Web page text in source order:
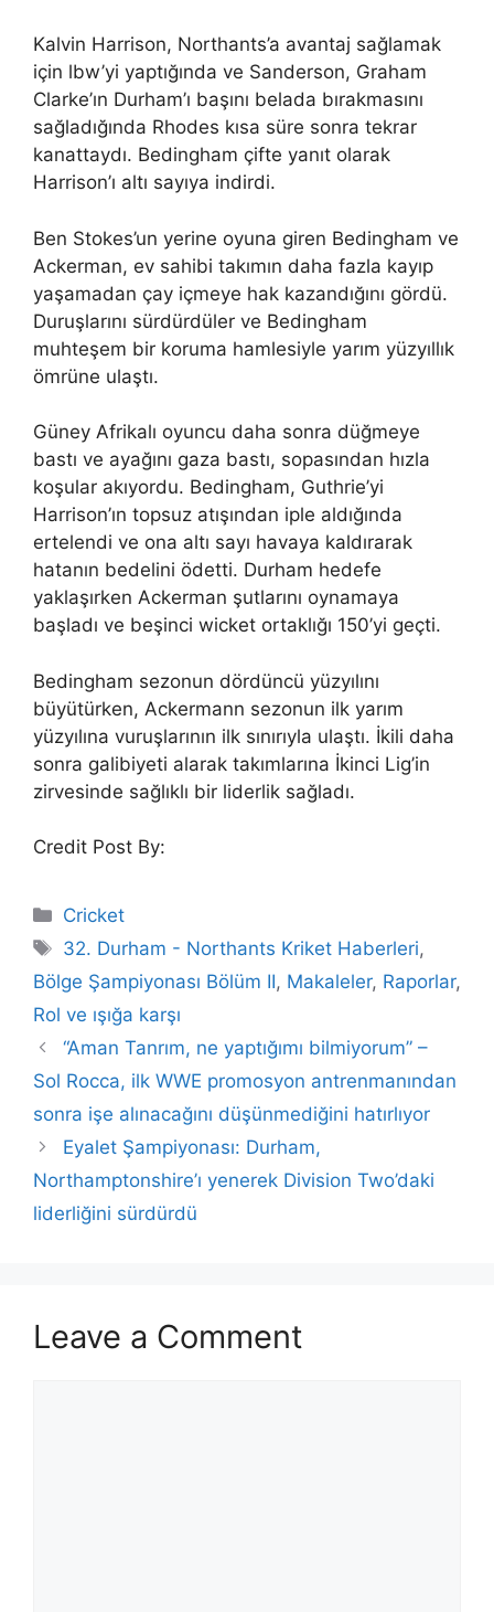
Kalvin Harrison, Northants’a avantaj sağlamak
için lbw’yi yaptığında ve Sanderson, Graham
Clarke’ın Durham’ı başını belada bırakmasını
sağladığında Rhodes kısa süre sonra tekrar
kanattaydı. Bedingham çifte yanıt olarak
Harrison’ı altı sayıya indirdi.
Ben Stokes’un yerine oyuna giren Bedingham ve
Ackerman, ev sahibi takımın daha fazla kayıp
yaşamadan çay içmeye hak kazandığını gördü.
Duruşlarını sürdürdüler ve Bedingham
muhteşem bir koruma hamlesiyle yarım yüzyıllık
ömrüne ulaştı.
Güney Afrikalı oyuncu daha sonra düğmeye
bastı ve ayağını gaza bastı, sopasından hızla
koşular akıyordu. Bedingham, Guthrie’yi
Harrison’ın topsuz atışından iple aldığında
ertelendi ve ona altı sayı havaya kaldırarak
hatanın bedelini ödetti. Durham hedefe
yaklaşırken Ackerman şutlarını oynamaya
başladı ve beşinci wicket ortaklığı 150’yi geçti.
Bedingham sezonun dördüncü yüzyılını
büyütürken, Ackermann sezonun ilk yarım
yüzyılına vuruşlarının ilk sınırıyla ulaştı. İkili daha
sonra galibiyeti alarak takımlarına İkinci Lig’in
zirvesinde sağlıklı bir liderlik sağladı.
Credit Post By:
Categories
Cricket
Tags
32. Durham - Northants Kriket Haberleri,
Bölge Şampiyonası Bölüm II, Makaleler, Raporlar,
Rol ve ışığa karşı
“Aman Tanrım, ne yaptığımı bilmiyorum” –
Sol Rocca, ilk WWE promosyon antrenmanından
sonra işe alınacağını düşünmediğini hatırlıyor
Eyalet Şampiyonası: Durham,
Northamptonshire’ı yenerek Division Two’daki
liderliğini sürdürdü
Leave a Comment